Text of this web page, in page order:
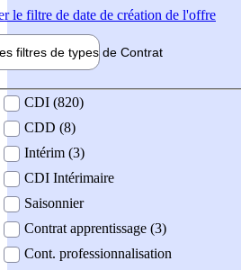
le filtre de date de création de l'offre
filtres de types de Contrat
contrat
CDI (820)
CDD (8)
Intérim (3)
CDI Intérimaire
Saisonnier
Contrat apprentissage (3)
Cont. professionnalisation